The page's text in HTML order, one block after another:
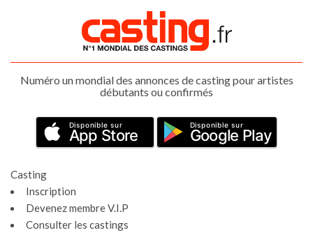
Numéro un mondial des annonces de casting pour artistes
débutants ou confirmés
Disponible sur
App Store
Disponible sur
Google Play
Casting
Inscription
Devenez membre V.I.P
Consulter les castings